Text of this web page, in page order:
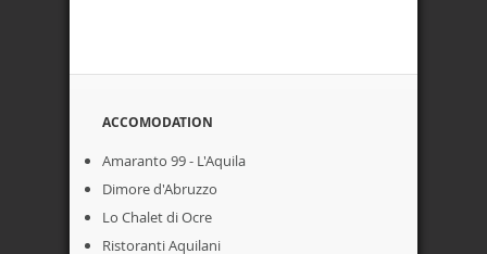
ACCOMODATION
Amaranto 99 - L'Aquila
Dimore d'Abruzzo
Lo Chalet di Ocre
Ristoranti Aquilani